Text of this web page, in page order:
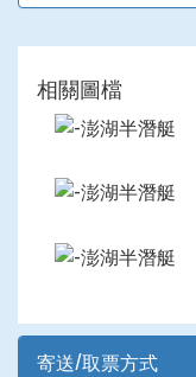
相關圖檔
寄送/取票方式